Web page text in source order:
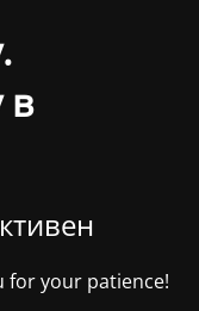
в
for your patience!